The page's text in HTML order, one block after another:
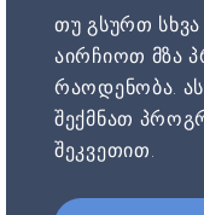
თუ გსურთ
აირჩიოთ მზა
რაოდენობა.
შექმნათ
შეკვეთით.